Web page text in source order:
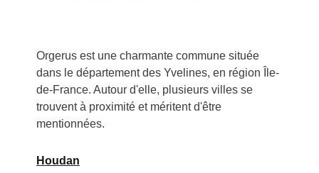
Orgerus est une charmante commune située
dans le département des Yvelines, en région Île-
de-France. Autour d'elle, plusieurs villes se
trouvent à proximité et méritent d'être
mentionnées.
Houdan